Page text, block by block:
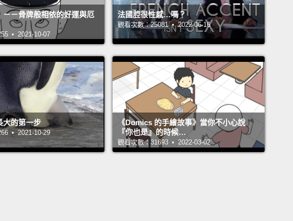
true for countries.
Fancypants countries with fancypants
currencies have all kinds of advantages over developing
countries including that we are able to borrow money
cheaply. In fact, because fancypants countries can
borrow money so cheaply, it actually often makes sense
to run a deficit. And the reason for this is that in the long
term, our economy can grow faster than the cheap, cheap
debt we're acquiring to pay for our economy to grow.
好了，所以我...一開始，我來告訴你一個偉大的經濟學規則：
－－骨牌般相依的好運與厄
• 2021-10-07
法國腔很性感…嗎？
觀看次數：25081 • 2022-06-16
大的第一步
• 2021-10-29
《Domics 的手繪故事》當你不小心說
『你也是』的時候…
觀看次數：31693 • 2022-03-02